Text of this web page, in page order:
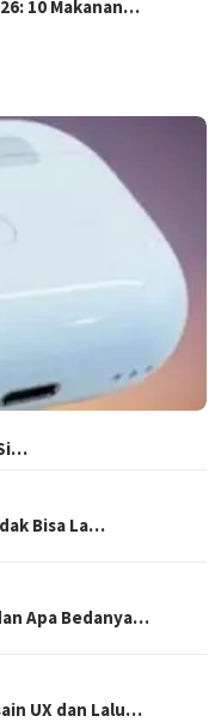
10 Makanan…
Bisa La…
Apa Bedanya…
UX dan Lalu…